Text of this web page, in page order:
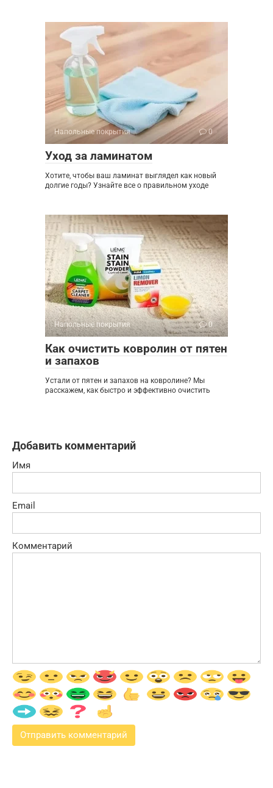
Напольные покрытия 0
Уход за ламинатом
Хотите, чтобы ваш ламинат выглядел как новый
долгие годы? Узнайте все о правильном уходе
Напольные покрытия 0
Как очистить ковролин от пятен
и запахов
Устали от пятен и запахов на ковролине? Мы
расскажем, как быстро и эффективно очистить
Добавить комментарий
Имя
Email
Комментарий